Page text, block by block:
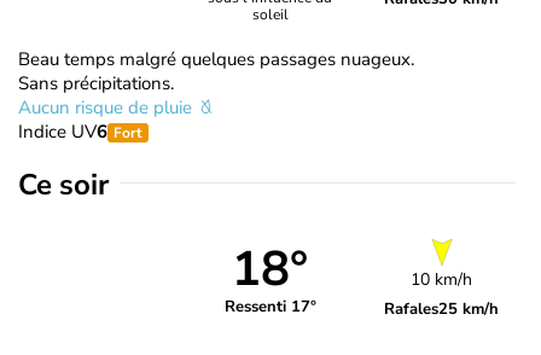
soleil
Beau temps malgré quelques passages nuageux.
Sans précipitations.
Aucun risque de pluie
Indice UV6 Fort
Ce soir
18°
Ressenti 17°
10 km/h
Rafales25 km/h